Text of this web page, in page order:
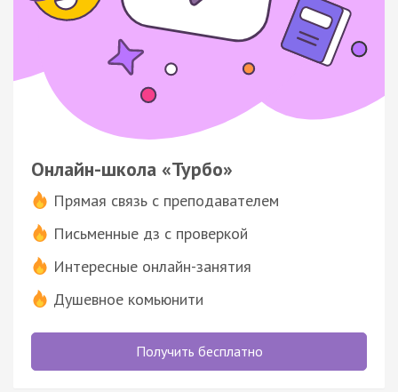
Онлайн-школа «Турбо»
Прямая связь с преподавателем
Письменные дз с проверкой
Интересные онлайн-занятия
Душевное комьюнити
Получить бесплатно